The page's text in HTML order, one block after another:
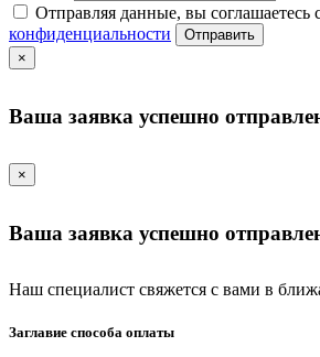
Отправляя данные, вы соглашаетесь
конфиденциальности
Отправить
×
Ваша заявка успешно
×
Ваша заявка успешно
Наш специалист свяжется с вами в
Заглавие способа оплаты